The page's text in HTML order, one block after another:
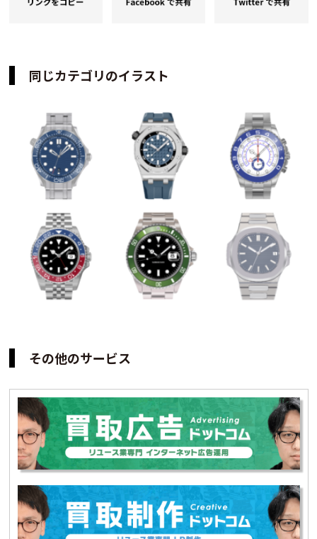
同じカテゴリのイラスト
その他のサービス